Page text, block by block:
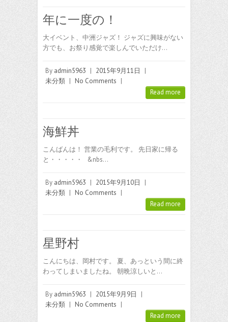
年に一度の！
大イベント、中洲ジャズ！ ジャズに興味がない
方でも、お祭り感覚で楽しんでいただけ…
By admin5963 | 2015年9月11日
|
未分類 | No Comments |
Read more
海鮮丼
こんばんは！ 営業の毛利です。 先日家に帰る
と・・・・・ &nbs…
By admin5963 | 2015年9月10日
|
未分類 | No Comments |
Read more
星野村
こんにちは、岡村です。 夏、あっという間に終
わってしまいましたね。 朝晩涼しいと…
By admin5963 | 2015年9月9日
|
未分類 | No Comments |
Read more